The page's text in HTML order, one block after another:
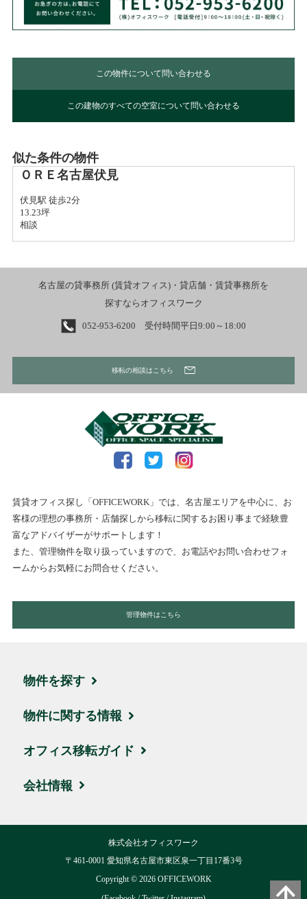
この物件について問い合わせる
この建物のすべての空室について問い合わせる
似た条件の物件
ＯＲＥ名古屋伏見
伏見駅 徒歩2分
13.23坪
相談
名古屋の貸事務所 (賃貸オフィス)・貸店舗・賃貸事務所を
探すならオフィスワーク
052-953-6200 受付時間平日9:00～18:00
移転の相談はこちら
賃貸オフィス探し「OFFICEWORK」では、名古屋エリアを中心に、お
客様の理想の事務所・店舗探しから移転に関するお困り事まで経験豊
富なアドバイザーがサポートします！
また、管理物件を取り扱っていますので、お電話やお問い合わせフォ
ームからお気軽にお問合せください。
管理物件はこちら
物件を探す
エリア・住所から探す
駅名・沿線から探す
地図から探す
ハイグレード物件
物件に関する情報
ブログ
取引実績・お客様の声
オフィス移転ガイド
お引越しの流れ
移転費用について
会社情報
株式会社オフィスワーク
〒461-0001 愛知県名古屋市東区泉一丁目17番3号
Copyright © 2026OFFICEWORK